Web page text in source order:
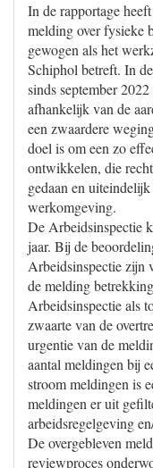
In de rapportage
melding over fysieke
gewogen als het
Schiphol betreft. In
sinds september
afhankelijk van de
een zwaardere
doel is om een zo
ontwikkelen, die
gedaan en
werkomgeving.
De Arbeidsinspectie
jaar. Bij de
Arbeidsinspectie zijn
de melding
Arbeidsinspectie als
zwaarte van de
urgentie van de
aantal meldingen bij
stroom meldingen is
meldingen er uit
arbeidsregelgeving
De overgebleven
reviewproces